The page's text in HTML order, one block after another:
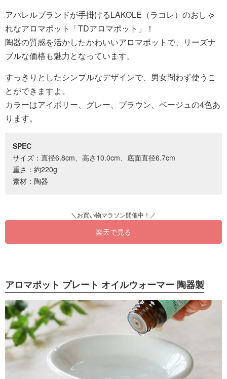
アパレルブランドが手掛けるLAKOLE（ラコレ）のおしゃ
れなアロマポット「TDアロマポット」！
陶器の質感を活かしたかわいいアロマポットで、リーズナ
ブルな価格も魅力となっています。
すっきりとしたシンプルなデザインで、男女問わず使うこ
とができますよ。
カラーはアイボリー、グレー、ブラウン、ベージュの4色あ
ります。
SPEC
サイズ：直径6.8cm、高さ10.0cm、底面直径6.7cm
重さ：約220g
素材：陶器
楽天で見る
アロマポット プレート オイルウォーマー 陶器製